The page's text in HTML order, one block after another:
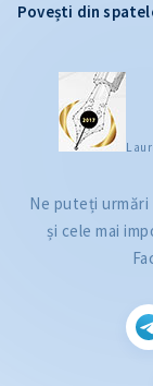
Povești din
Ne puteți urmări
și cele mai